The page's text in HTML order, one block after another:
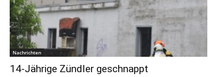
Nachrichten
14-Jährige Zündler geschnappt